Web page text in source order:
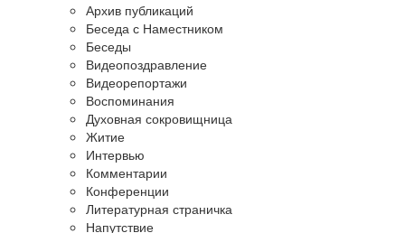
Архив публикаций
Беседа с Наместником
Беседы
Видеопоздравление
Видеорепортажи
Воспоминания
Духовная сокровищница
Житие
Интервью
Комментарии
Конференции
Литературная страничка
Напутствие